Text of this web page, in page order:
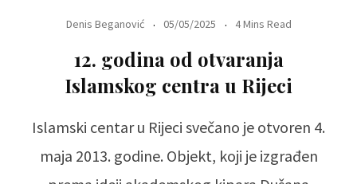
Denis Beganović 05/05/2025 4 Mins Read
12. godina od otvaranja
Islamskog centra u Rijeci
Islamski centar u Rijeci svečano je otvoren 4.
maja 2013. godine. Objekt, koji je izgrađen